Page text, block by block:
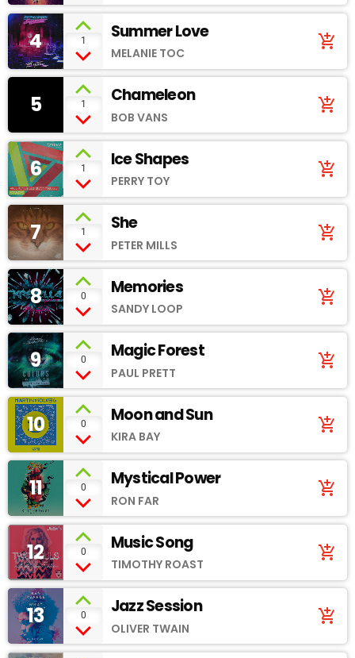
4 1 Summer Love
MELANIE TOC
add_shopping_cart
5 1 Chameleon
BOB VANS
add_shopping_cart
6 1 Ice Shapes
PERRY TOY
add_shopping_cart
7 1 She
PETER MILLS
add_shopping_cart
8 0 Memories
SANDY LOOP
add_shopping_cart
9 0 Magic Forest
PAUL PRETT
add_shopping_cart
10 0 Moon and Sun
KIRA BAY
add_shopping_cart
11 0 Mystical Power
RON FAR
add_shopping_cart
12 0 Music Song
TIMOTHY ROAST
add_shopping_cart
13 0 Jazz Session
OLIVER TWAIN
add_shopping_cart